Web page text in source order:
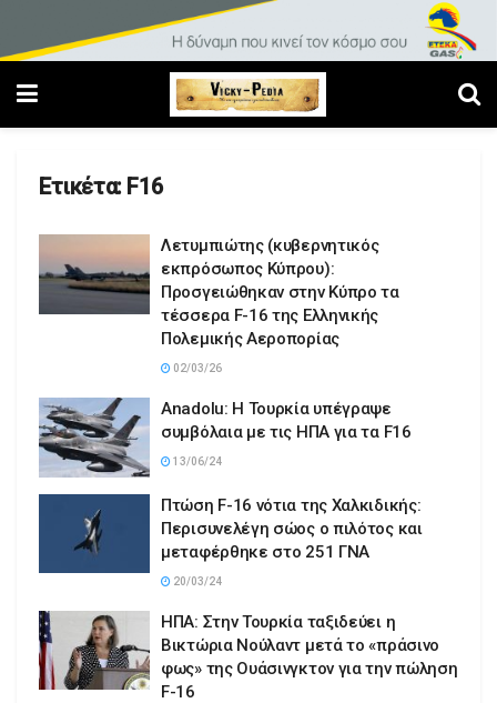
Ετικέτα: F16
Λετυμπιώτης (κυβερνητικός
εκπρόσωπος Κύπρου):
Προσγειώθηκαν στην Κύπρο τα
τέσσερα F-16 της Ελληνικής
Πολεμικής Αεροπορίας
02/03/26
Anadolu: Η Τουρκία υπέγραψε
συμβόλαια με τις ΗΠΑ για τα F16
13/06/24
Πτώση F-16 νότια της Χαλκιδικής:
Περισυνελέγη σώος ο πιλότος και
μεταφέρθηκε στο 251 ΓΝΑ
20/03/24
ΗΠΑ: Στην Τουρκία ταξιδεύει η
Βικτώρια Νούλαντ μετά το «πράσινο
φως» της Ουάσινγκτον για την πώληση
F-16